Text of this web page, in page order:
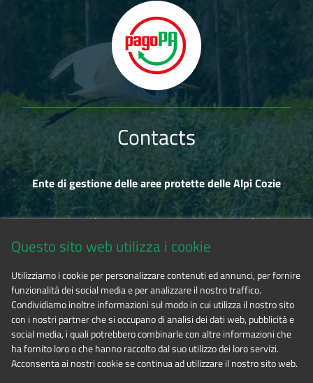
Contacts
Ente di gestione delle aree protette delle Alpi Cozie
Via Fransuà Fontan, 1 - 10050 Salbertrand (TO)
Tel. 0122.854720
E-mailalpicozie@cert.ruparpiemonte.it
Questo sito web utilizza i cookie
Utilizziamo i cookie per personalizzare contenuti ed annunci, per fornire
funzionalità dei social media e per analizzare il nostro traffico.
Condividiamo inoltre informazioni sul modo in cui utilizza il nostro sito
con i nostri partner che si occupano di analisi dei dati web, pubblicità e
social media, i quali potrebbero combinarle con altre informazioni che
ha fornito loro o che hanno raccolto dal suo utilizzo dei loro servizi.
Acconsenta ai nostri cookie se continua ad utilizzare il nostro sito web.